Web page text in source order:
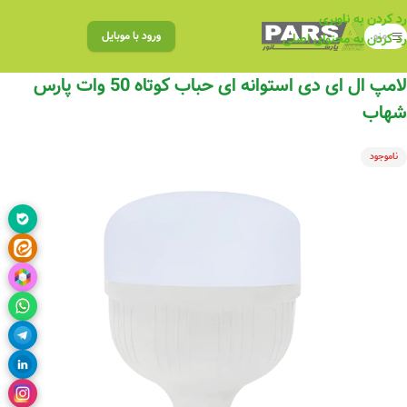
رد کردن به ناوبری
رد کردن به محتوای اصلی
منو ورود با موبایل
لامپ ال ای دی استوانه ای حباب کوتاه 50 وات پارس
شهاب
ناموجود